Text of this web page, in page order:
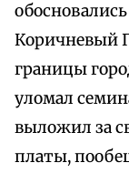
Коричневый
границы
уломал
выложил за
платы,